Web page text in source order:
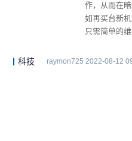
作，从而在
如再买台新
只需简单的
科技 raymon725 2022-08-12